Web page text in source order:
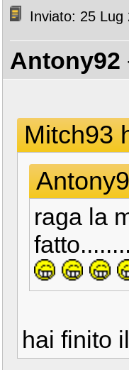
Inviato: 25 Lug
Antony92
Mitch93
raga la
hai finito